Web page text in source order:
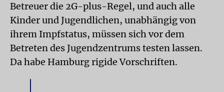
Betreuer die 2G-plus-Regel, und auch alle
Kinder und Jugendlichen, unabhängig von
ihrem Impfstatus, müssen sich vor dem
Betreten des Jugendzentrums testen lassen.
Da habe Hamburg rigide Vorschriften.